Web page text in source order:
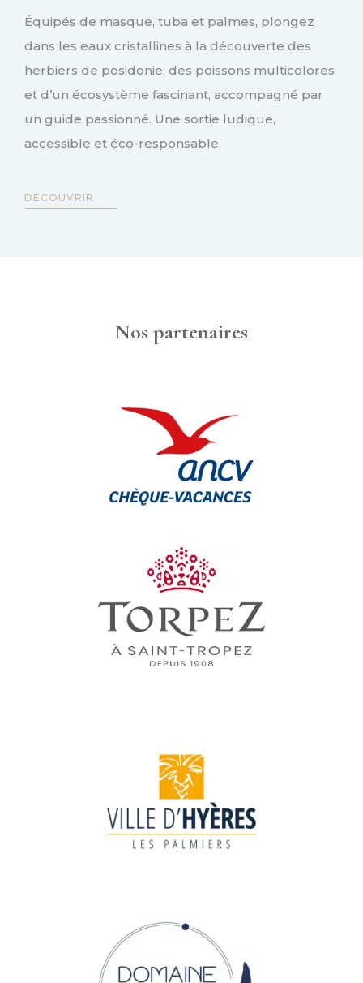
Équipés de masque, tuba et palmes, plongez
dans les eaux cristallines à la découverte des
herbiers de posidonie, des poissons multicolores
et d’un écosystème fascinant, accompagné par
un guide passionné. Une sortie ludique,
accessible et éco-responsable.
DÉCOUVRIR
Nos partenaires